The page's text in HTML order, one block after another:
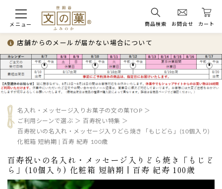
メニュー 商品検索 お問合せ カート
店舗からのメールが届かない場合について
名入れ・メッセージ入りお菓子の文の菓TOP
ご利用シーンで選ぶ
百寿祝い特集
百寿祝いの名入れ・メッセージ入りどら焼き「もじどら」(10個入り)
化粧箱 短納期 | 百寿 紀寿 100歳
百寿祝いの名入れ・メッセージ入りどら焼き「もじど
ら」(10個入り) 化粧箱 短納期 | 百寿 紀寿 100歳